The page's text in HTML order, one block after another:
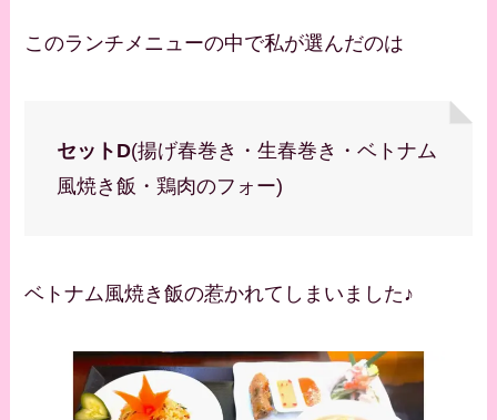
このランチメニューの中で私が選んだのは
セットD(揚げ春巻き・生春巻き・ベトナム
風焼き飯・鶏肉のフォー)
ベトナム風焼き飯の惹かれてしまいました♪